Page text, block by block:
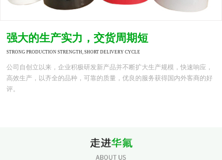
强大的生产实力，交货周期短
STRONG PRODUCTION STRENGTH, SHORT DELIVERY CYCLE
公司自创立以来，企业积极研发新产品并不断扩大生产规模，快速响应，
高效生产，以齐全的品种，可靠的质量，优良的服务获得国内外客商的好
评。